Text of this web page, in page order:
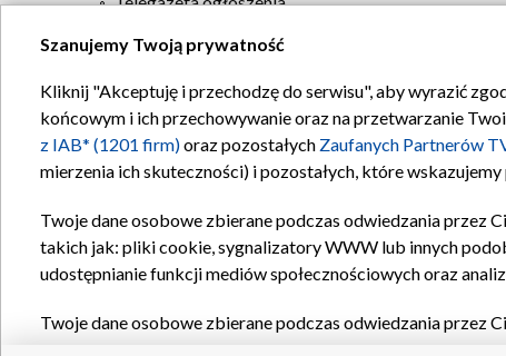
Regulamin TVP
Szanujemy Twoją prywatność
Kliknij "Akceptuję i przechodzę do serwisu", aby wyrazić
końcowym i ich przechowywanie oraz na przetwarzanie
z IAB* (1201 firm)oraz pozostałych Zaufanych Partnerów
mierzenia ich skuteczności) i pozostałych, które
Twoje dane osobowe zbierane podczas odwiedzania przez
takich jak: pliki cookie, sygnalizatory WWW lub innych
udostępnianie funkcji mediów społecznościowych oraz
Twoje dane osobowe zbierane podczas odwiedzania przez